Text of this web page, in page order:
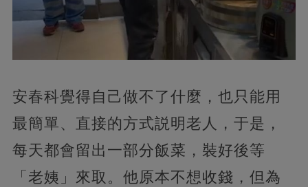
安春科覺得自己做不了什麼，也只能用
最簡單、直接的方式説明老人，于是，
每天都會留出一部分飯菜，裝好後等
「老姨」來取。他原本不想收錢，但為